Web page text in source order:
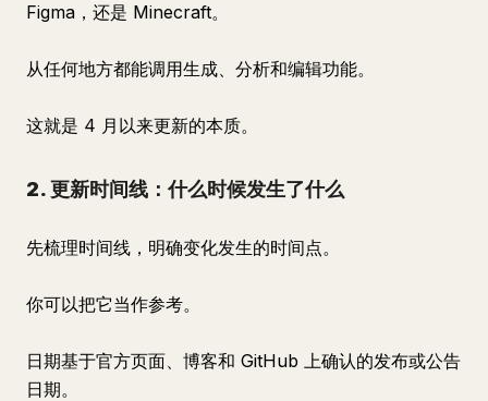
Figma，还是 Minecraft。
从任何地方都能调用生成、分析和编辑功能。
这就是 4 月以来更新的本质。
2. 更新时间线：什么时候发生了什么
先梳理时间线，明确变化发生的时间点。
你可以把它当作参考。
日期基于官方页面、博客和 GitHub 上确认的发布或公告
日期。